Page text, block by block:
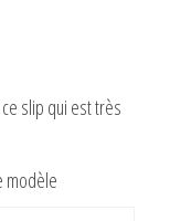
slip qui est très
modèle